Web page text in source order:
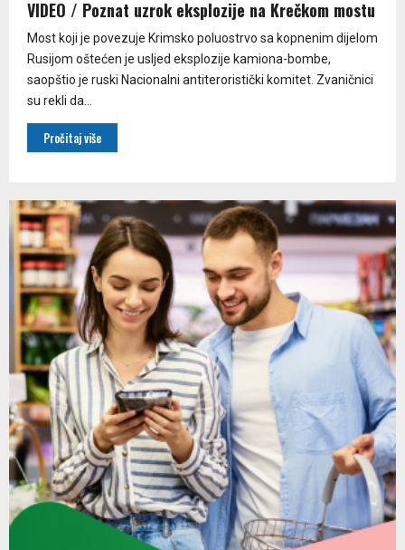
VIDEO / Poznat uzrok eksplozije na Krečkom mostu
Most koji je povezuje Krimsko poluostrvo sa kopnenim dijelom
Rusijom oštećen je usljed eksplozije kamiona-bombe,
saopštio je ruski Nacionalni antiteroristički komitet. Zvaničnici
su rekli da...
Pročitaj više